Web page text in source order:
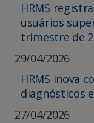
HRMS
usuários
trimestre de
29/04/2026
HRMS inova
diagnósticos
27/04/2026